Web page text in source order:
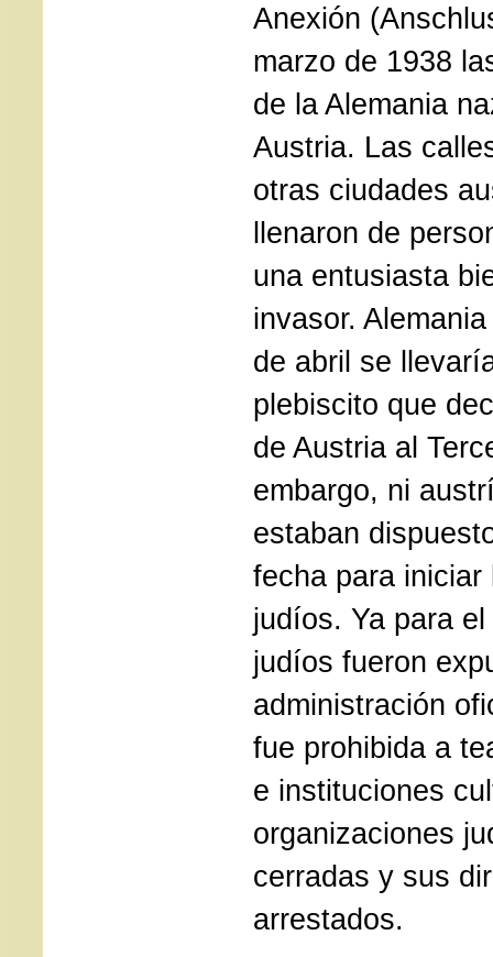
Anexión
marzo de 1938
de la Alemania
Austria. Las
otras ciudades
llenaron de
una entusiasta
invasor.
de abril se
plebiscito que
de Austria al
embargo, ni
estaban
fecha para
judíos. Ya para
judíos fueron
administración
fue prohibida a
e instituciones
organizaciones
cerradas y sus
arrestados.